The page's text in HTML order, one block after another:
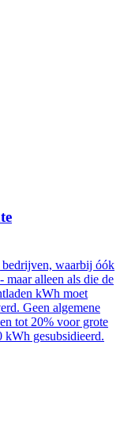
waarbij óók
maar alleen als die de
kWh moet
Geen algemene
tot 20% voor grote
gesubsidieerd.